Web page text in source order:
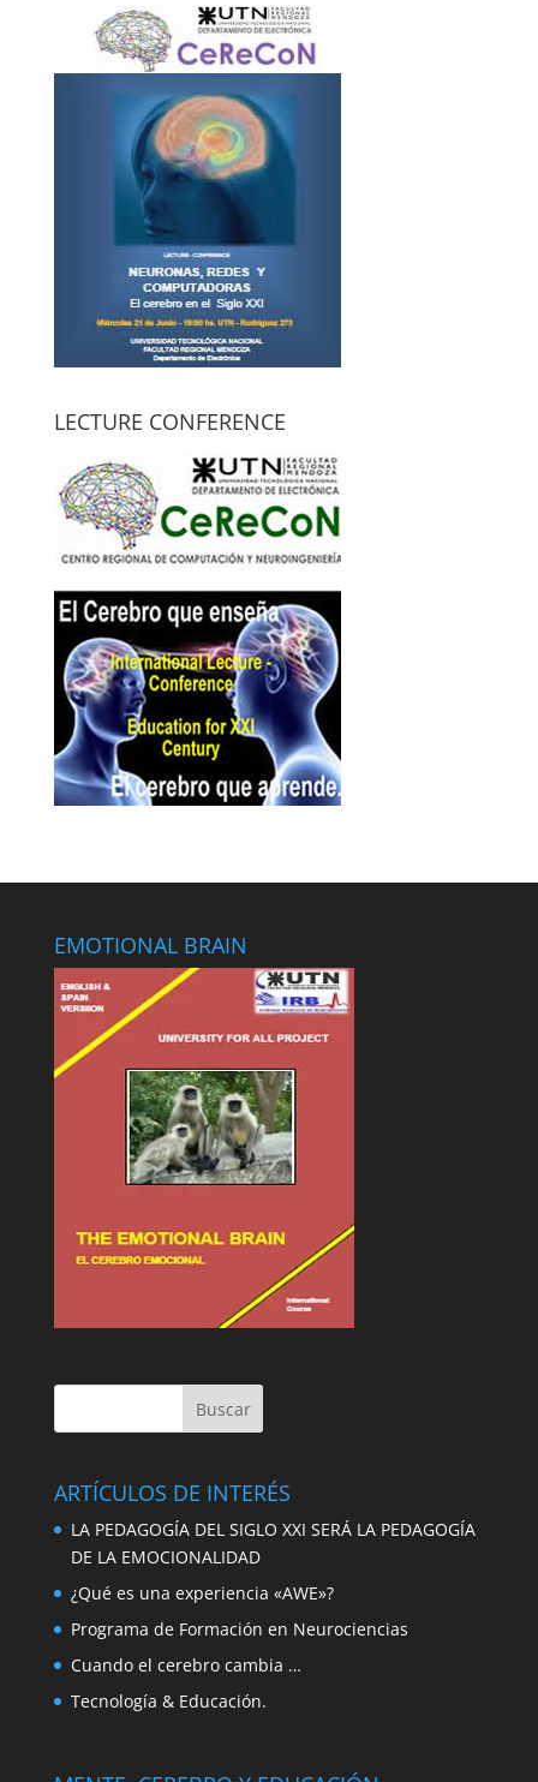
LECTURE CONFERENCE
EMOTIONAL BRAIN
ARTÍCULOS DE INTERÉS
LA PEDAGOGÍA DEL SIGLO XXI SERÁ LA PEDAGOGÍA
DE LA EMOCIONALIDAD
¿Qué es una experiencia «AWE»?
Programa de Formación en Neurociencias
Cuando el cerebro cambia …
Tecnología & Educación.